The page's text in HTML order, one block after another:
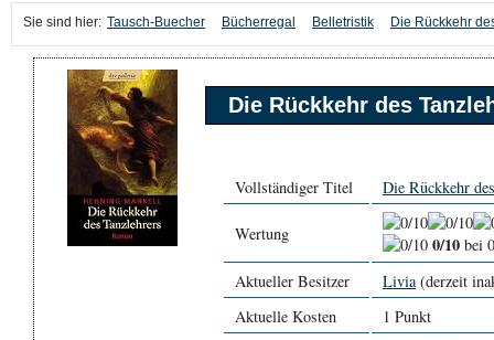
Sie sind hier: Tausch-Buecher Bücherregal Belletristik Die Rückkehr
Die Rückkehr des
Vollständiger Titel Die Rückkehr
Wertung 0/10 bei
Aktueller Besitzer
Livia(derzeit
Aktuelle Kosten
1 Punkt